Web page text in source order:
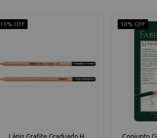
10% OFF
Lápis Grafite Graduado H
10% OFF
Conjunto